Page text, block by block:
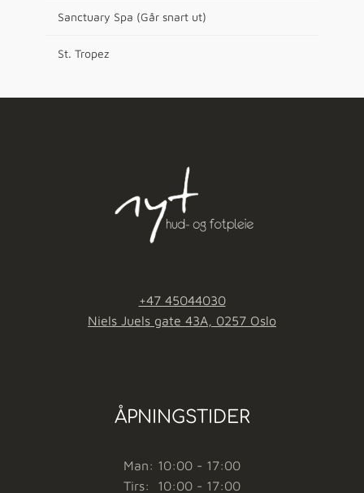
Sanctuary Spa (Går snart ut)
St. Tropez
+47 45044030
Niels Juels gate 43A, 0257 Oslo
ÅPNINGSTIDER
Man: 10:00 - 17:00
Tirs: 10:00 - 17:00